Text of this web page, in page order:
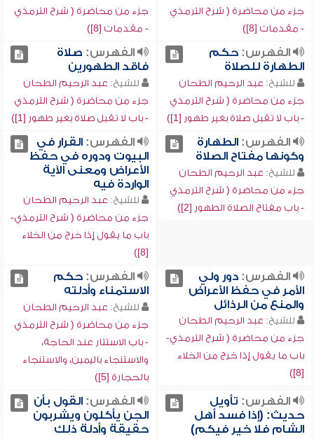
جزء من محاضرة ( شرح الترمذي
- مقدمات [8])
جزء من محاضرة ( شرح الترمذي
- مقدمات [8])
الفهرس:حكم
الطهارة للصلاة
للشيخ: عبد الرحيم الطحان
جزء من محاضرة ( شرح الترمذي
- باب لا تقبل صلاة بغير طهور [1])
الفهرس: صلاة
فاقد الطهورين
للشيخ: عبد الرحيم الطحان
جزء من محاضرة ( شرح الترمذي
- باب لا تقبل صلاة بغير طهور [1])
الفهرس:الطهارة
وكونها مفتاح الصلاة
للشيخ: عبد الرحيم الطحان
جزء من محاضرة ( شرح الترمذي
- باب مفتاح الصلاة الطهور [2])
الفهرس:القرار في
البيوت ودوره في حفظ
الأعراض ومعنى الآية
الواردة فيه
للشيخ: عبد الرحيم الطحان
جزء من محاضرة ( شرح الترمذي-
باب ما يقول إذا خرج من الخلاء
[8])
الفهرس:دور ولي
الأمر في حفظ الأعراض
والمنع من الرذائل
للشيخ: عبد الرحيم الطحان
جزء من محاضرة ( شرح الترمذي-
باب ما يقول إذا خرج من الخلاء
[8])
الفهرس:حكم
الاستمناء وأدلته
للشيخ: عبد الرحيم الطحان
جزء من محاضرة ( شرح الترمذي
- باب الاستتار عند الحاجة،
والاستنجاء باليمين، والاستنجاء
بالحجارة [5])
الفهرس: تأويل
حديث: (إذا فسد أهل
الشام فلا خير فيكم)
الفهرس:القول بأن
الجن يأكلون ويشربون
حقيقة وأدلة ذلك